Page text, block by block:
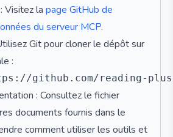
Visitez la page GitHub de
du serveur MCP.
Git pour cloner le dépôt sur
:
: Consultez le fichier
documents fournis dans le
comment utiliser les outils et